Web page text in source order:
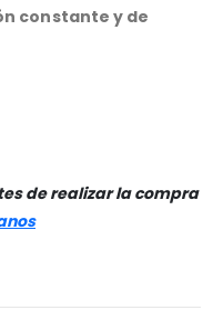
constante y de
de realizar la compra